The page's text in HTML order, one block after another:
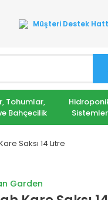
Müşteri Destek
Tohumlar,
Bahçecilik
Sistemler
Saksı 14 Litre
Garden